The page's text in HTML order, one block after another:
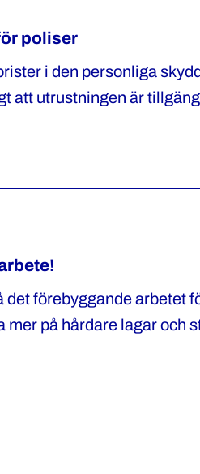
poliser
i den personliga
att utrustningen är
förebyggande arbetet
på hårdare lagar och